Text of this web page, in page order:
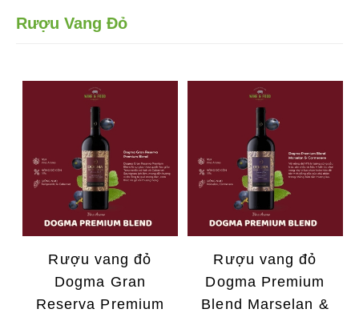
Rượu Vang Đỏ
Rượu vang đỏ
Dogma Gran
Reserva Premium
Rượu vang đỏ
Dogma Premium
Blend Marselan &